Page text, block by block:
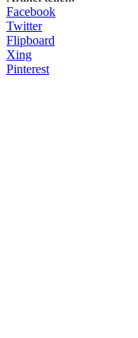
Facebook
Twitter
Flipboard
Xing
Pinterest